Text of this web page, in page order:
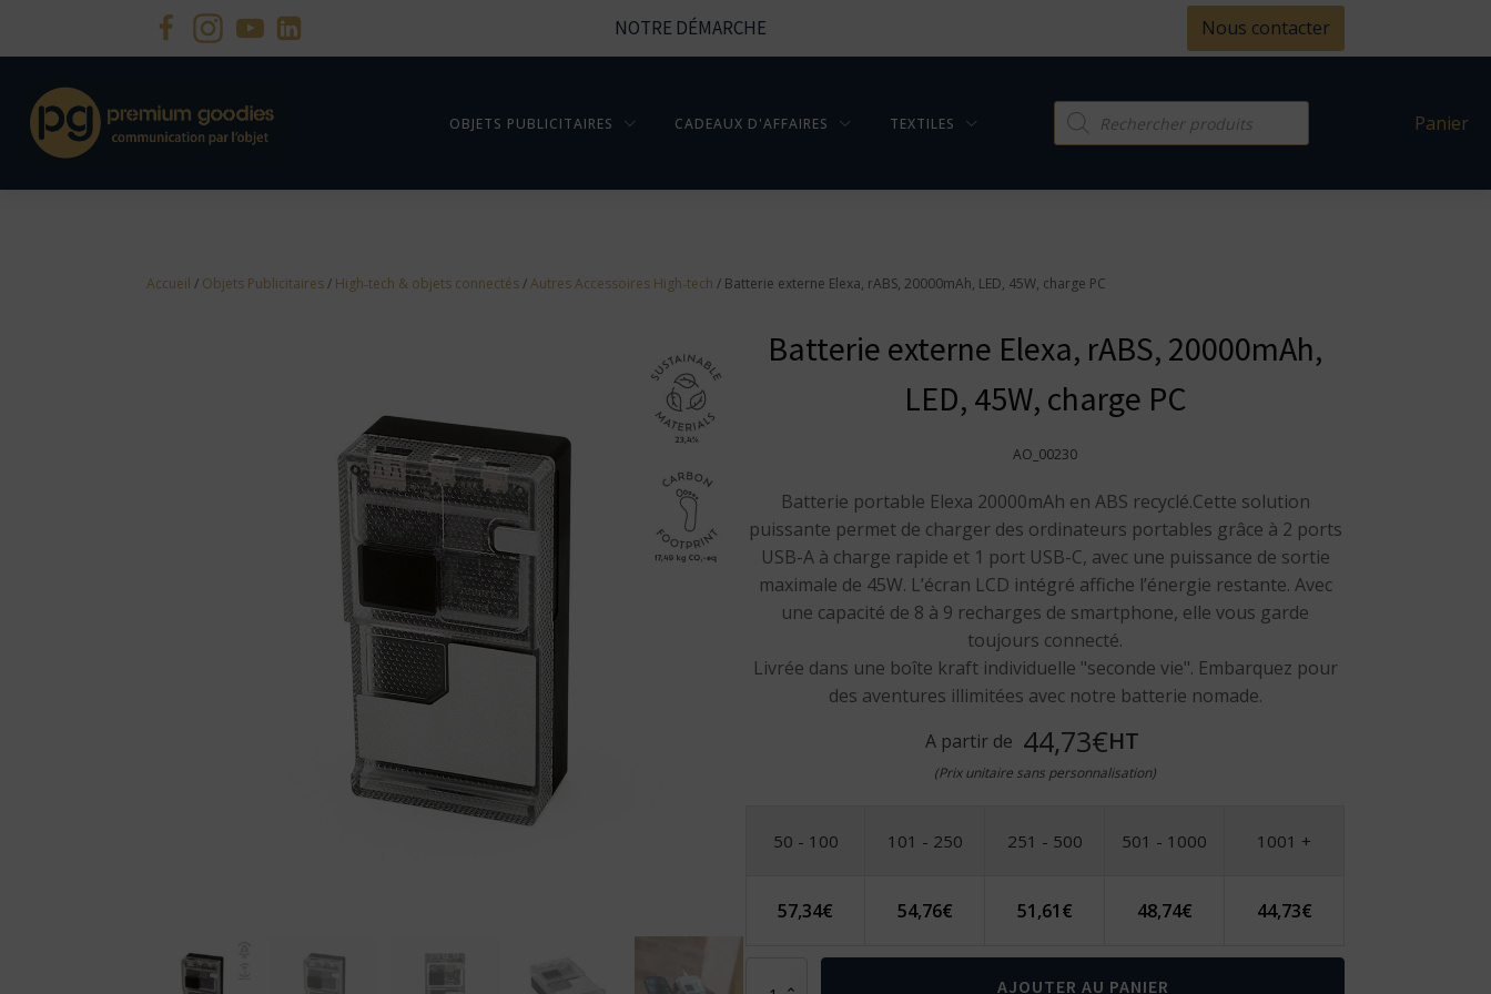
NOTRE DÉMARCHE Nous contacter
OBJETS PUBLICITAIRES CADEAUX D'AFFAIRES TEXTILES
Recherche
Panier
Accueil / Objets Publicitaires/ High‑tech & objets connectés/Autres Accessoires High‑tech / Batterie externe Elexa, rABS, 20000mAh, LED, 45W, charge PC
Batterie externe Elexa, rABS, 20000mAh,
LED, 45W, charge PC
AO_00230
Batterie portable Elexa 20000mAh en ABS recyclé.Cette solution
puissante permet de charger des ordinateurs portables grâce à 2 ports
USB-A à charge rapide et 1 port USB-C, avec une puissance de sortie
maximale de 45W. L’écran LCD intégré affiche l’énergie restante. Avec
une capacité de 8 à 9 recharges de smartphone, elle vous garde
toujours connecté.
Livrée dans une boîte kraft individuelle "seconde vie". Embarquez pour
des aventures illimitées avec notre batterie nomade.
A partir de 44,73€HT
(Prix unitaire sans personnalisation)
50 - 100 101 - 250 251 - 500 501 - 1000 1001 +
57,34€ 54,76€ 51,61€ 48,74€ 44,73€
AJOUTER AU PANIER